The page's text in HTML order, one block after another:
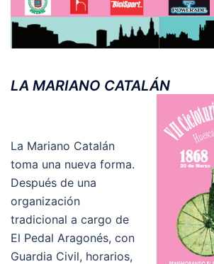
LA MARIANO CATALÁN
La Mariano Catalán
toma una nueva forma.
Después de una
organización
tradicional a cargo de
El Pedal Aragonés, con
Guardia Civil, horarios,